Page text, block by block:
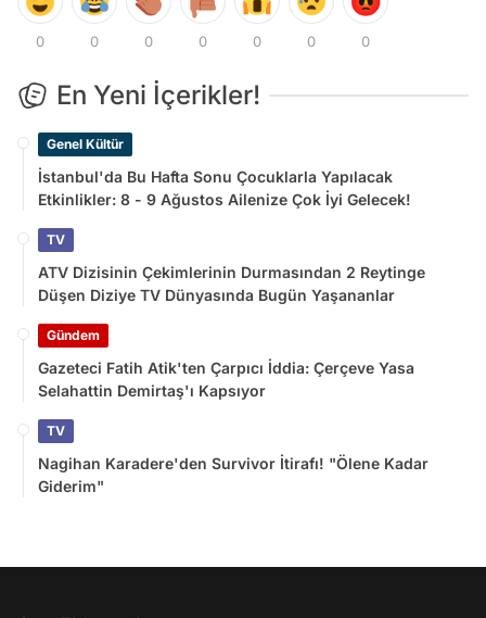
0 0 0 0 0 0 0
En Yeni İçerikler!
Genel Kültür
İstanbul'da Bu Hafta Sonu Çocuklarla Yapılacak
Etkinlikler: 8 - 9 Ağustos Ailenize Çok İyi Gelecek!
TV
ATV Dizisinin Çekimlerinin Durmasından 2 Reytinge
Düşen Diziye TV Dünyasında Bugün Yaşananlar
Gündem
Gazeteci Fatih Atik'ten Çarpıcı İddia: Çerçeve Yasa
Selahattin Demirtaş'ı Kapsıyor
TV
Nagihan Karadere'den Survivor İtirafı! "Ölene Kadar
Giderim"